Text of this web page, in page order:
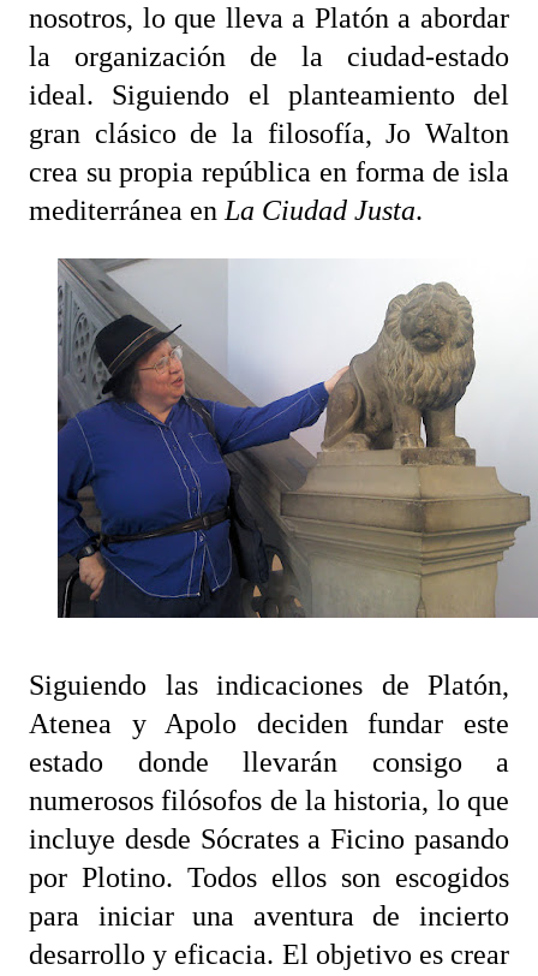
nosotros, lo que lleva a Platón a abordar
la organización de la ciudad-estado
ideal. Siguiendo el planteamiento del
gran clásico de la filosofía, Jo Walton
crea su propia república en forma de isla
mediterránea en La Ciudad Justa.
Siguiendo las indicaciones de Platón,
Atenea y Apolo deciden fundar este
estado donde llevarán consigo a
numerosos filósofos de la historia, lo que
incluye desde Sócrates a Ficino pasando
por Plotino. Todos ellos son escogidos
para iniciar una aventura de incierto
desarrollo y eficacia. El objetivo es crear